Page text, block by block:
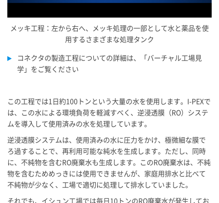
メッキ工程：左から右へ、メッキ処理の一部として水と薬品を使
用するさまざまな処理タンク
コネクタの製造工程についての詳細は、「バーチャル工場見
学」をご覧ください
この工程では1日約100トンという大量の水を使用します。 I-PEXで
は、この水による環境負荷を軽減すべく、逆浸透膜（RO）システ
ムを導入して使用済みの水を処理しています。
逆浸透膜システムは、使用済みの水に圧力をかけ、極微細な膜で
ろ過することで、再利用可能な純水を生成します。ただし、同時
に、不純物を含むRO廃棄水も生成します。このRO廃棄水は、不純
物を含むためめっきには使用できませんが、家庭用排水と比べて
不純物が少なく、工場で適切に処理して排水していました。
それでも、イシュン工場では毎日10トンのRO廃棄水が発生してお